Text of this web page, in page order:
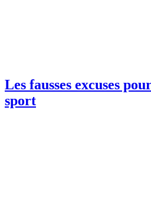
Les fausses excuses
sport